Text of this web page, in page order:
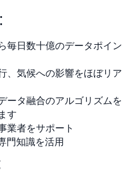
毎日数十億のデータポイン
、気候への影響をほぼリア
ータ融合のアルゴリズムを
す
業者をサポート
門知識を活用